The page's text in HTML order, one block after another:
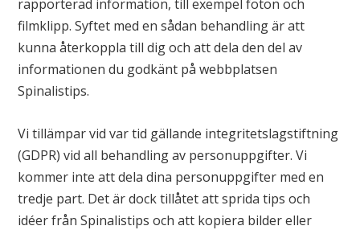
rapporterad information, till exempel foton och
filmklipp. Syftet med en sådan behandling är att
kunna återkoppla till dig och att dela den del av
informationen du godkänt på webbplatsen
Spinalistips.
Vi tillämpar vid var tid gällande integritetslagstiftning
(GDPR) vid all behandling av personuppgifter. Vi
kommer inte att dela dina personuppgifter med en
tredje part. Det är dock tillåtet att sprida tips och
idéer från Spinalistips och att kopiera bilder eller